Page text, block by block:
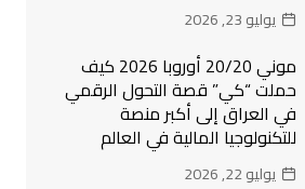
يوليو 23, 2026
موني 20/20 أوروبا 2026 كيف
حملت “كي” قصة التحول الرقمي
في العراق إلى أكبر منصة
للتكنولوجيا المالية في العالم
يوليو 22, 2026